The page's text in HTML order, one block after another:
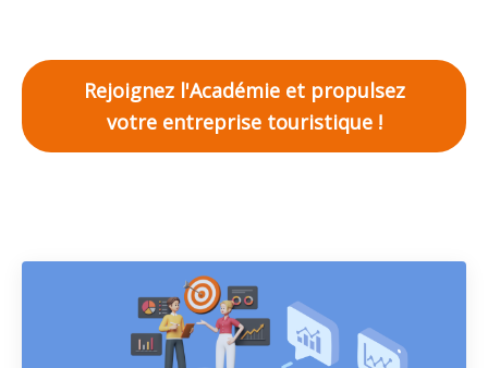
Rejoignez l'Académie et propulsez
votre entreprise touristique !